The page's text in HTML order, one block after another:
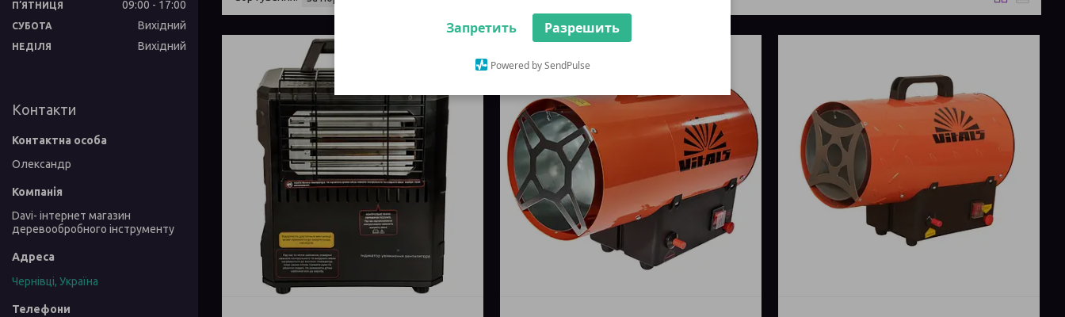
Запретить Разрешить
Powered by SendPulse
ПʼЯТНИЦЯ 09:00 17:00
СУБОТА Вихідний
НЕДІЛЯ Вихідний
Контакти
Олександр
Davi- інтернет магазин
деревообробного інструменту
Чернівці, Україна